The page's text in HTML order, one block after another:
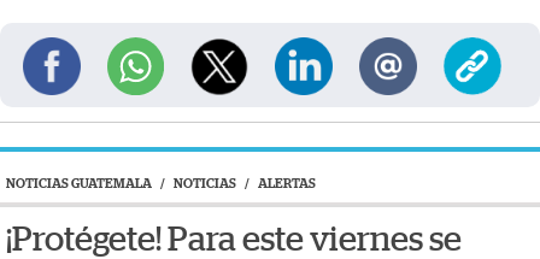
NOTICIAS GUATEMALA / NOTICIAS / ALERTAS
¡Protégete! Para este viernes se